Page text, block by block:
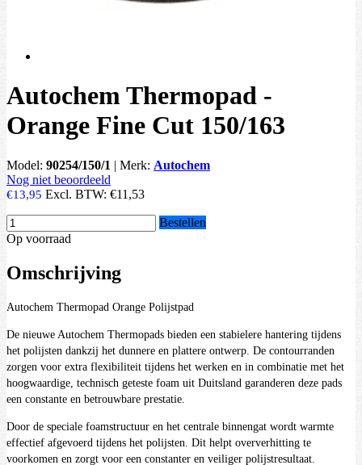
Autochem Thermopad -
Orange Fine Cut 150/163
Model: 90254/150/1 | Merk: Autochem
Nog niet beoordeeld
€13,95 Excl. BTW: €11,53
Bestellen
Op voorraad
Omschrijving
Autochem Thermopad Orange Polijstpad
De nieuwe Autochem Thermopads bieden een stabielere hantering tijdens
het polijsten dankzij het dunnere en plattere ontwerp. De contourranden
zorgen voor extra flexibiliteit tijdens het werken en in combinatie met het
hoogwaardige, technisch geteste foam uit Duitsland garanderen deze pads
een constante en betrouwbare prestatie.
Door de speciale foamstructuur en het centrale binnengat wordt warmte
effectief afgevoerd tijdens het polijsten. Dit helpt oververhitting te
voorkomen en zorgt voor een constanter en veiliger polijstresultaat.